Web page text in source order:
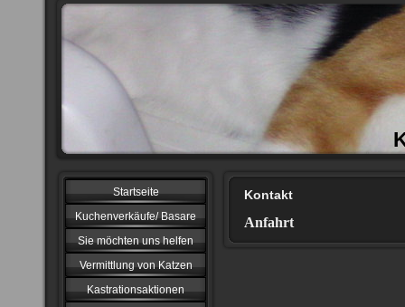
Startseite
Kuchenverkäufe/ Basare
Sie möchten uns helfen
Vermittlung von Katzen
Kastrationsaktionen
Kontakt
Anfahrt